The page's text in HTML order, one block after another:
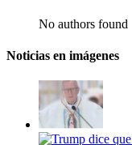
No authors found
Noticias en imágenes